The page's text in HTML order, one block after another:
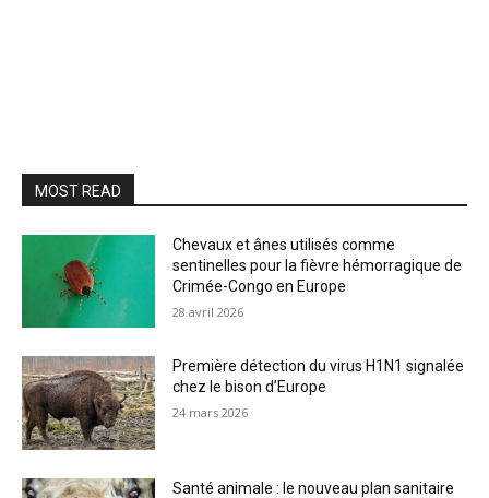
MOST READ
Chevaux et ânes utilisés comme
sentinelles pour la fièvre hémorragique de
Crimée-Congo en Europe
28 avril 2026
Première détection du virus H1N1 signalée
chez le bison d’Europe
24 mars 2026
Santé animale : le nouveau plan sanitaire